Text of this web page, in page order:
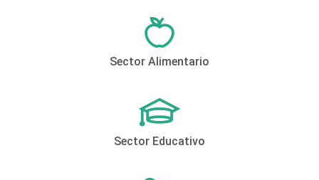
Sector Alimentario
Sector Educativo